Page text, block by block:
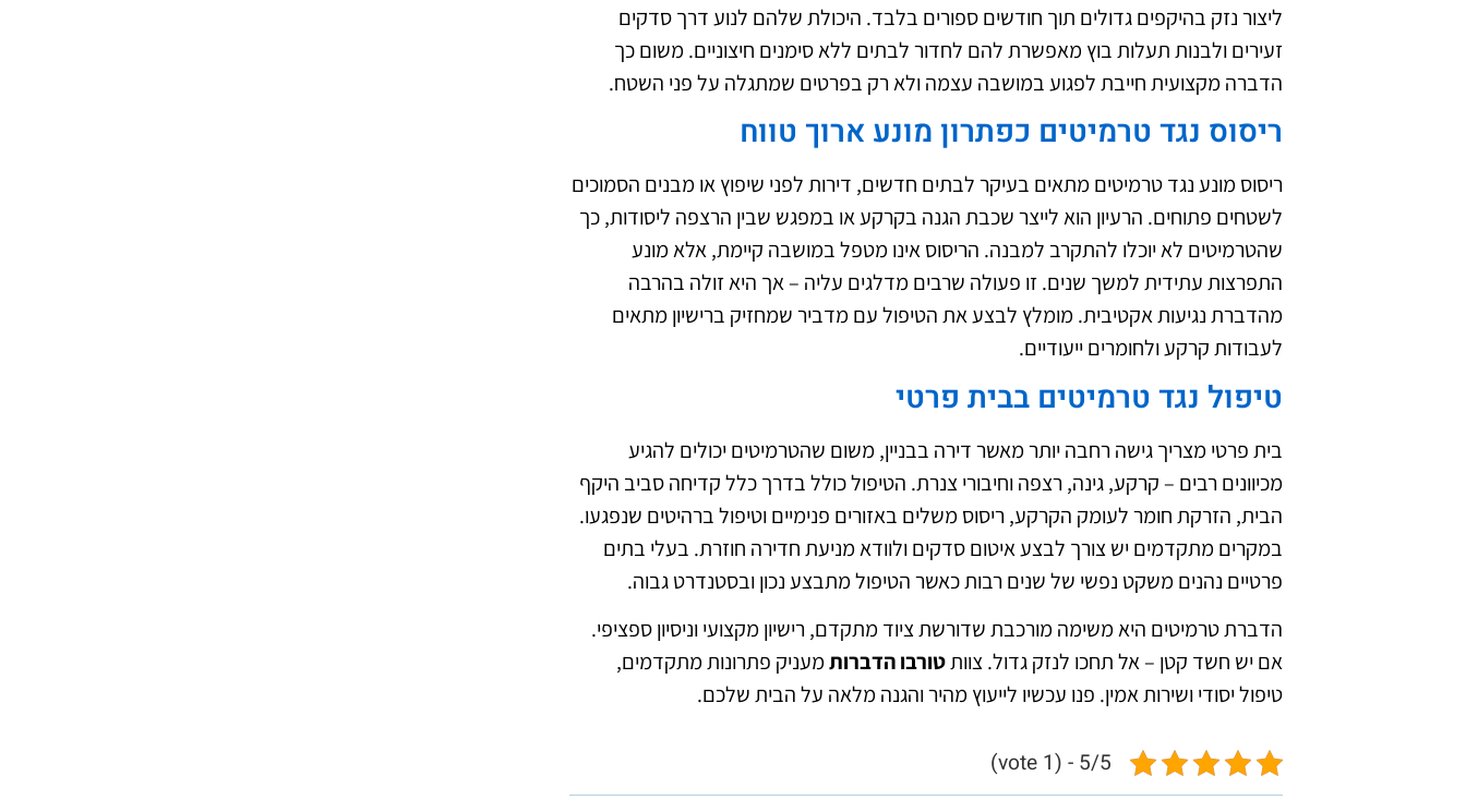
ליצור נזק בהיקפים גדולים תוך חודשים ספורים בלבד. היכולת שלהם לנוע דרך סדקים
זעירים ולבנות תעלות בוץ מאפשרת להם לחדור לבתים ללא סימנים חיצוניים. משום כך
הדברה מקצועית חייבת לפגוע במושבה עצמה ולא רק בפרטים שמתגלה על פני השטח.
ריסוס נגד טרמיטים כפתרון מונע ארוך טווח
ריסוס מונע נגד טרמיטים מתאים בעיקר לבתים חדשים, דירות לפני שיפוץ או מבנים הסמוכים
לשטחים פתוחים. הרעיון הוא לייצר שכבת הגנה בקרקע או במפגש שבין הרצפה ליסודות, כך
שהטרמיטים לא יוכלו להתקרב למבנה. הריסוס אינו מטפל במושבה קיימת, אלא מונע
התפרצות עתידית למשך שנים. זו פעולה שרבים מדלגים עליה – אך היא זולה בהרבה
מהדברת נגיעות אקטיבית. מומלץ לבצע את הטיפול עם מדביר שמחזיק ברישיון מתאים
לעבודות קרקע ולחומרים ייעודיים.
טיפול נגד טרמיטים בבית פרטי
בית פרטי מצריך גישה רחבה יותר מאשר דירה בבניין, משום שהטרמיטים יכולים להגיע
מכיוונים רבים – קרקע, גינה, רצפה וחיבורי צנרת. הטיפול כולל בדרך כלל קדיחה סביב היקף
הבית, הזרקת חומר לעומק הקרקע, ריסוס משלים באזורים פנימיים וטיפול ברהיטים שנפגעו.
במקרים מתקדמים יש צורך לבצע איטום סדקים ולוודא מניעת חדירה חוזרת. בעלי בתים
פרטיים נהנים משקט נפשי של שנים רבות כאשר הטיפול מתבצע נכון ובסטנדרט גבוה.
הדברת טרמיטים היא משימה מורכבת שדורשת ציוד מתקדם, רישיון מקצועי וניסיון ספציפי.
אם יש חשד קטן – אל תחכו לנזק גדול. צוותטורבו הדברותמעניק פתרונות מתקדמים,
טיפול יסודי ושירות אמין. פנו עכשיו לייעוץ מהיר והגנה מלאה על הבית שלכם.
5/5 - (1 vote)